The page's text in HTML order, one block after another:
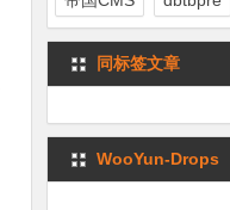
同标签文章
WooYun-Drops